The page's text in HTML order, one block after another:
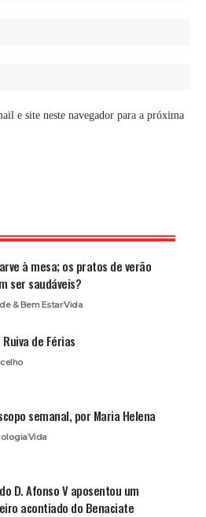
e site neste navegador para a próxima
à mesa; os pratos de verão
ser saudáveis?
& Bem EstarVida
de Férias
semanal, por Maria Helena
Vida
D. Afonso V aposentou um
acontiado do Benaciate